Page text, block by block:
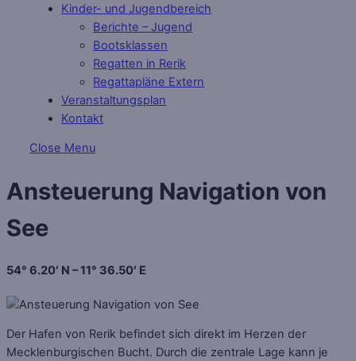
Kinder- und Jugendbereich
Berichte – Jugend
Bootsklassen
Regatten in Rerik
Regattapläne Extern
Veranstaltungsplan
Kontakt
Close Menu
Ansteuerung Navigation von
See
54° 6.20′ N – 11° 36.50′ E
Der Hafen von Rerik befindet sich direkt im Herzen der
Mecklenburgischen Bucht. Durch die zentrale Lage kann je